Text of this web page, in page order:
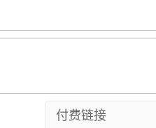
付费链接